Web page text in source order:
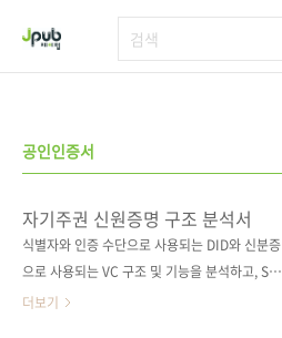
공인인증서
자기주권 신원증명 구조 분석서
식별자와 인증 수단으로 사용되는 DID와 신분증
으로 사용되는 VC 구조 및 기능을 분석하고, SSI
데이터 처리 흐름을 파악하며, SSI 기능 구현을
더보기